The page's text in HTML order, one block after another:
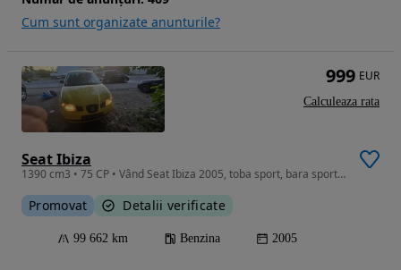
Cum sunt organizate anunturile?
Seat Ibiza
1390 cm3 • 75 CP • Vând Seat Ibiza 2005, toba sport, bara sport si modul xenon montate
Promovat Detalii verificate
99 662 km Benzina 2005
999 EUR
Calculeaza rata